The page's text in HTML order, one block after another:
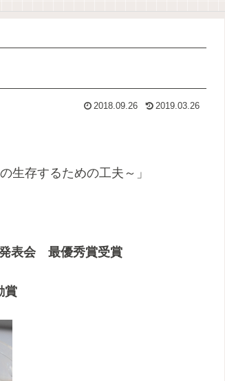
2018.09.26 2019.03.26
生存するための工夫～」
表会 最優秀賞受賞
賞